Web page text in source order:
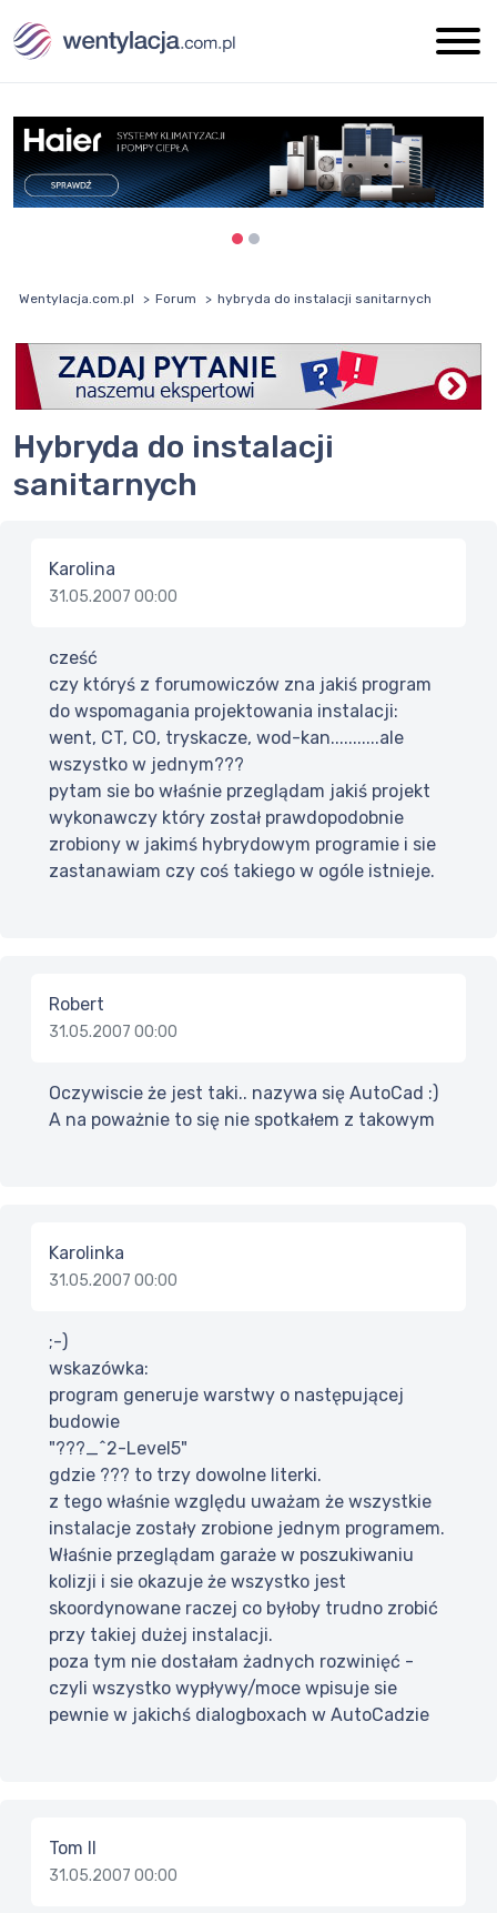
Wentylacja.com.pl Forum hybryda do instalacji sanitarnych
hybryda do instalacji
sanitarnych
Karolina
31.05.2007 00:00
cześć
czy któryś z forumowiczów zna jakiś program
do wspomagania projektowania instalacji:
went, CT, CO, tryskacze, wod-kan...........ale
wszystko w jednym???
pytam sie bo właśnie przeglądam jakiś projekt
wykonawczy który został prawdopodobnie
zrobiony w jakimś hybrydowym programie i sie
zastanawiam czy coś takiego w ogóle istnieje.
Robert
31.05.2007 00:00
Oczywiscie że jest taki.. nazywa się AutoCad :)
A na poważnie to się nie spotkałem z takowym
Karolinka
31.05.2007 00:00
;-)
wskazówka:
program generuje warstwy o następującej
budowie
"???_^2-Level5"
gdzie ??? to trzy dowolne literki.
z tego właśnie względu uważam że wszystkie
instalacje zostały zrobione jednym programem.
Właśnie przeglądam garaże w poszukiwaniu
kolizji i sie okazuje że wszystko jest
skoordynowane raczej co byłoby trudno zrobić
przy takiej dużej instalacji.
poza tym nie dostałam żadnych rozwinięć -
czyli wszystko wypływy/moce wpisuje sie
pewnie w jakichś dialogboxach w AutoCadzie
Tom II
31.05.2007 00:00